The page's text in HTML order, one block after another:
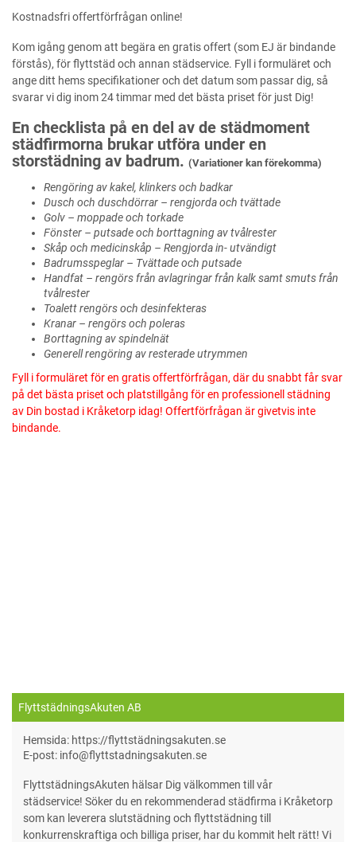
Kostnadsfri offertförfrågan online!
Kom igång genom att begära en gratis offert (som EJ är bindande
förstås), för flyttstäd och annan städservice. Fyll i formuläret och
ange ditt hems specifikationer och det datum som passar dig, så
svarar vi dig inom 24 timmar med det bästa priset för just Dig!
En checklista på en del av de städmoment
städfirmorna brukar utföra under en
storstädning av badrum. (Variationer kan förekomma)
Rengöring av kakel, klinkers och badkar
Dusch och duschdörrar – rengjorda och tvättade
Golv – moppade och torkade
Fönster – putsade och borttagning av tvålrester
Skåp och medicinskåp – Rengjorda in- utvändigt
Badrumsspeglar – Tvättade och putsade
Handfat – rengörs från avlagringar från kalk samt smuts från
tvålrester
Toalett rengörs och desinfekteras
Kranar – rengörs och poleras
Borttagning av spindelnät
Generell rengöring av resterade utrymmen
Fyll i formuläret för en gratis offertförfrågan, där du snabbt får svar
på det bästa priset och platstillgång för en professionell städning
av Din bostad i Kråketorp idag! Offertförfrågan är givetvis inte
bindande.
FlyttstädningsAkuten AB
Hemsida: https://flyttstädningsakuten.se
E-post: info@flyttstadningsakuten.se
FlyttstädningsAkuten hälsar Dig välkommen till vår
städservice! Söker du en rekommenderad städfirma i Kråketorp
som kan leverera slutstädning och flyttstädning till
konkurrenskraftiga och billiga priser, har du kommit helt rätt! Vi